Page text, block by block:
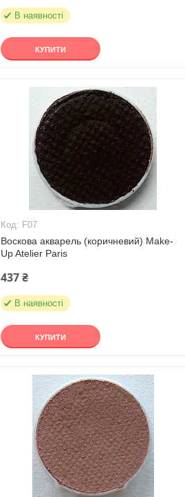
В наявності
КУПИТИ
F07
Воскова акварель (коричневий) Make-
Up Atelier Paris
437 ₴
В наявності
КУПИТИ